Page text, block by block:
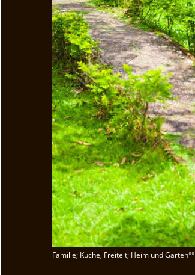
Familie; Küche, Freiteit; Heim und Garten°°